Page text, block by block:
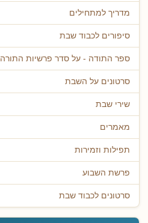
מדריך למתחילים
סיפורים לכבוד שבת
ספר התודה - על סדר פרשיות התורה
סרטונים על השבת
שירי שבת
מאמרים
תפילות וזמירות
פרשת השבוע
סרטונים לכבוד שבת